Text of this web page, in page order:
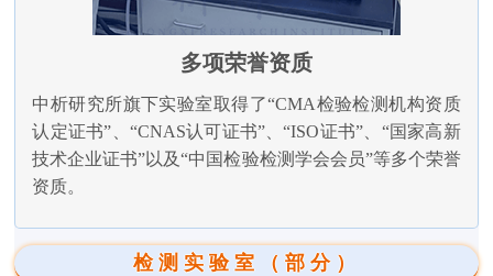
多项荣誉资质
中析研究所旗下实验室取得了“CMA检验检测机构资质
认定证书”、“CNAS认可证书”、“ISO证书”、“国家高新
技术企业证书”以及“中国检验检测学会会员”等多个荣誉
资质。
检测实验室（部分）